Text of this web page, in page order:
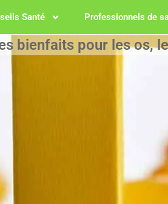
Santé Professionnels de
bienfaits pour les os,